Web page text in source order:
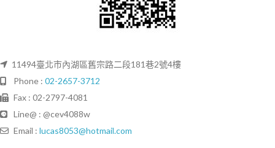
11494臺北市內湖區舊宗路二段181巷2號4樓
Phone : 02-2657-3712
Fax : 02-2797-4081
Line@ : @cev4088w
Email : lucas8053@hotmail.com